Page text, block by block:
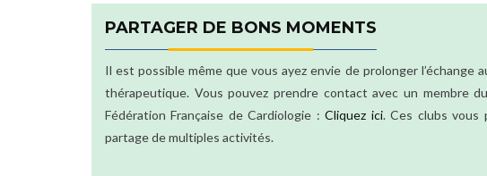
PARTAGER DE BONS MOMENTS
Il est possible même que vous ayez envie de prolonger l’échange
thérapeutique. Vous pouvez prendre contact avec un
Fédération Française de Cardiologie :Cliquez ici. Ces clubs vous
partage de multiples activités.